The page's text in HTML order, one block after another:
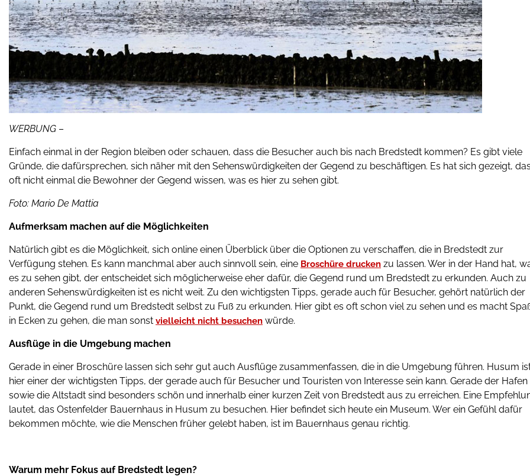
WERBUNG –
Einfach einmal in der Region bleiben oder schauen, dass die Besucher auch bis nach Bredstedt kommen? Es gibt viele
Gründe, die dafürsprechen, sich näher mit den Sehenswürdigkeiten der Gegend zu beschäftigen. Es hat sich gezeigt,
oft nicht einmal die Bewohner der Gegend wissen, was es hier zu sehen gibt.
Foto: Mario De Mattia
Aufmerksam machen auf die Möglichkeiten
Natürlich gibt es die Möglichkeit, sich online einen Überblick über die Optionen zu verschaffen, die in Bredstedt zur
Verfügung stehen. Es kann manchmal aber auch sinnvoll sein, eine Broschüre drucken zu lassen. Wer in der Hand hat,
es zu sehen gibt, der entscheidet sich möglicherweise eher dafür, die Gegend rund um Bredstedt zu erkunden. Auch zu
anderen Sehenswürdigkeiten ist es nicht weit. Zu den wichtigsten Tipps, gerade auch für Besucher, gehört natürlich der
Punkt, die Gegend rund um Bredstedt selbst zu Fuß zu erkunden. Hier gibt es oft schon viel zu sehen und es macht
in Ecken zu gehen, die man sonst vielleicht nicht besuchen würde.
Ausflüge in die Umgebung machen
Gerade in einer Broschüre lassen sich sehr gut auch Ausflüge zusammenfassen, die in die Umgebung führen. Husum
hier einer der wichtigsten Tipps, der gerade auch für Besucher und Touristen von Interesse sein kann. Gerade der Hafen
sowie die Altstadt sind besonders schön und innerhalb einer kurzen Zeit von Bredstedt aus zu erreichen. Eine
lautet, das Ostenfelder Bauernhaus in Husum zu besuchen. Hier befindet sich heute ein Museum. Wer ein Gefühl dafür
bekommen möchte, wie die Menschen früher gelebt haben, ist im Bauernhaus genau richtig.
Warum mehr Fokus auf Bredstedt legen?